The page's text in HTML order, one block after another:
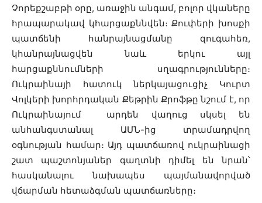
Չորեքշաբթի օրը, առաջին անգամ, բոլոր վկաները
հրապարակավ կհարցաքննվեն։ Քուփերի խոսքի
պատճենի հանրայնացմանը զուգահեռ,
կհանրայնացվեն նաև երկու այլ
հարցաքննումների սղագրությունները։
Ուկրաինայի հատուկ ներկայացուցիչ Կուրտ
Վոլկերի խորհրդական Քեթրին Քրոֆթը նշում է, որ
Ուկրաինայում արդեն վաղուց սկսել են
անհանգստանալ ԱՄՆ-ից տրամադրվող
օգնության համար։ Այդ պատճառով ուկրաինացի
շատ պաշտոնյաներ գաղտնի դիմել են նրան՝
հասկանալու նախապես պայմանավորված
վճարման հետաձգման պատճառները։